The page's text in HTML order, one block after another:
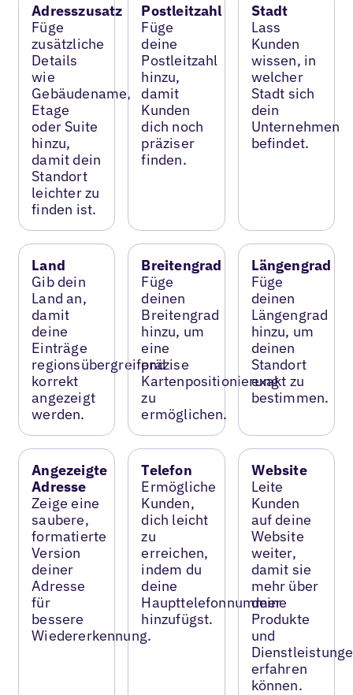
Adresszusatz
Füge
zusätzliche
Details
wie
Gebäudename,
Etage
oder Suite
hinzu,
damit dein
Standort
leichter zu
finden ist.
Postleitzahl
Füge
deine
Postleitzahl
hinzu,
damit
Kunden
dich noch
präziser
finden.
Stadt
Lass
Kunden
wissen, in
welcher
Stadt sich
dein
Unternehmen
befindet.
Land
Gib dein
Land an,
damit
deine
Einträge
regionsübergreifend
korrekt
angezeigt
werden.
Breitengrad
Füge
deinen
Breitengrad
hinzu, um
eine
präzise
Kartenpositionierung
zu
ermöglichen.
Längengrad
Füge
deinen
Längengrad
hinzu, um
deinen
Standort
exakt zu
bestimmen.
Angezeigte
Adresse
Zeige eine
saubere,
formatierte
Version
deiner
Adresse
für
bessere
Wiedererkennung.
Telefon
Ermögliche
Kunden,
dich leicht
zu
erreichen,
indem du
deine
Haupttelefonnummer
hinzufügst.
Website
Leite
Kunden
auf deine
Website
weiter,
damit sie
mehr über
deine
Produkte
und
erfahren
können.